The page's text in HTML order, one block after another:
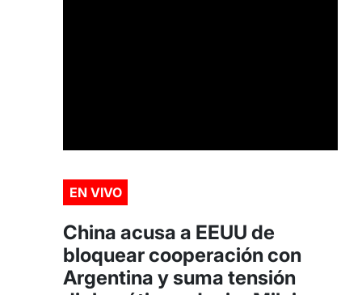
EN VIVO
China acusa a EEUU de
bloquear cooperación con
Argentina y suma tensión